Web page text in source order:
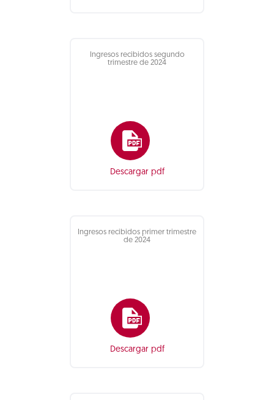
Ingresos recibidos segundo
trimestre de 2024
Descargar pdf
Ingresos recibidos primer trimestre
de 2024
Descargar pdf